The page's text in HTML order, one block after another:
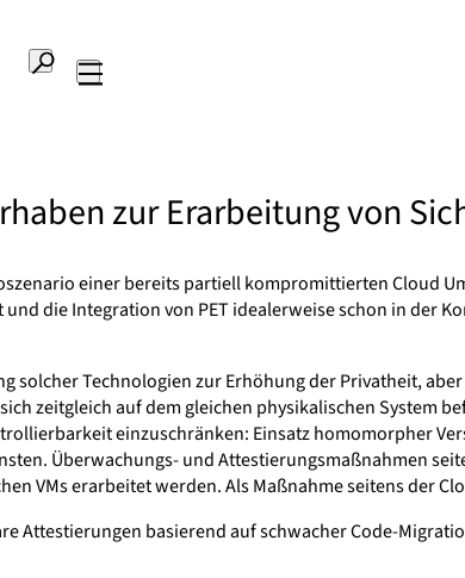
Suche
zur Erarbeitung von
einer bereits partiell kompromittierten Cloud
und die Integration von PET idealerweise schon in der
solcher Technologien zur Erhöhung der Privatheit,
zeitgleich auf dem gleichen physikalischen System
einzuschränken: Einsatz homomorpher
Überwachungs- und Attestierungsmaßnahmen
VMs erarbeitet werden. Als Maßnahme seitens der
Attestierungen basierend auf schwacher Code-